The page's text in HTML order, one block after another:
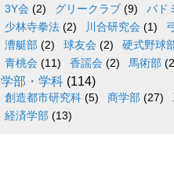
3Y会 (2) グリークラブ (9) バド
少林寺拳法 (2) 川合研究会 (1)
漕艇部 (2) 球友会 (2) 硬式野球
青桃会 (11) 香謡会 (2) 馬術部
学部・学科 (114)
創造都市研究科 (5) 商学部 (27)
経済学部 (13)